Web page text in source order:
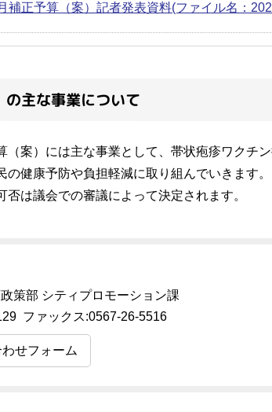
補正予算（案）記者発表資料(ファイル名：
主な事業について
（案）には主な事業として、帯状疱疹ワクチ
の健康予防や負担軽減に取り組んでいきます。
は議会での審議によって決定されます。
策部 シティプロモーション課
ファックス:0567-26-5516
せフォーム